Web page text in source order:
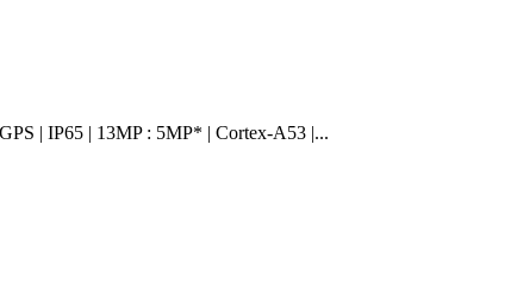
| IP65 | 13MP : 5MP* | Cortex-A53 |...